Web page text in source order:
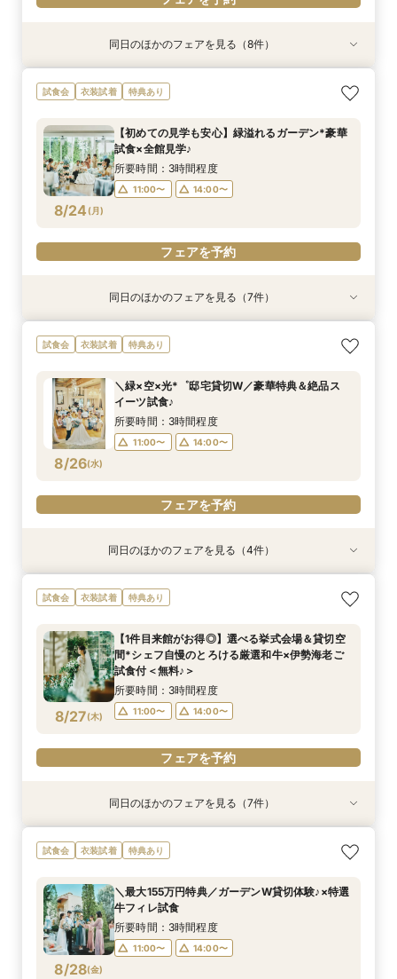
衣装試着 特典あり
8/23(日)
【少人数W限定】1日1組限定の貸切空間×光の
チャペル×豪華試食
9:30〜
14:00〜
17:00〜
衣装試着 特典あり
8/23(日)
《マタニティ＆ファミリー婚に》個室もOK！安
心相談会◎
9:00〜
11:00〜
14:00〜
17:00〜
衣装試着 特典あり
8/23(日)
大切なペットも一緒に♪邸宅貸切＆選べる3つの挙
式×豪華特典
9:00〜
11:00〜
14:00〜
17:00〜
8/23(日)
【タイパ重視★*60分見学】緑溢れる貸切邸宅を
短時間でご案内OK◎
10:00〜
14:00〜
16:00〜
衣装試着 特典あり
8/23(日)
＼料理重視◎五感で堪能／とろける和牛×伊勢海
老*6品試食★
9:00〜
11:00〜
14:00〜
17:00〜
衣装試着 特典あり
8/23(日)
《遠方応援fair！》バスプレゼント&親御様も試
食付♪安心相談◎
9:00〜
11:00〜
14:00〜
17:00〜
衣装試着 特典あり
8/23(日)
【必要な「質」はそのまま◎】無駄を省いた”最
新プラン”体感フェア
9:00〜
11:00〜
14:00〜
17:00〜
衣装試着 特典あり
8/23(日)
＼初見学でも安心／貸切邸宅×選べる挙式*ゆっ
たり相談&無料試食
9:00〜
11:00〜
14:00〜
17:00〜
同日のほかのフェアを見る（8件）
試食会 衣装試着 特典あり
8/24 (月)
【初めての見学も安心】緑溢れるガーデン*豪華
試食×全館見学♪
所要時間：3時間程度
11:00〜 14:00〜
フェアを予約
衣装試着 特典あり
8/24(月)
【必要な「質」はそのまま◎】無駄を省いた”最
新プラン”体感フェア
11:00〜
衣装試着 特典あり
8/24(月)
《マタニティ＆ファミリー婚に》個室もOK！安
心相談会◎
11:00〜
8/24(月)
【タイパ重視★*60分見学】緑溢れる貸切邸宅を
短時間でご案内OK！
12:00〜
16:00〜
衣装試着 特典あり
8/24(月)
《ペットも一緒に♪》広大な敷地を貸切＆憧れ挙
式体験×豪華特典
11:00〜
8/24(月)
【オンラインフェア】お気軽zoom相談会◇*
11:00〜 14:00〜
衣装試着 特典あり
8/24(月)
【少人数ウェディング限定♪】一軒家を貸切見学×
牛フィレ試食付◎
11:00〜
衣装試着 特典あり
8/24(月)
《遠方応援fair！》バスプレゼント&親御様も試
食付♪安心相談◎
9:00〜
11:00〜
14:00〜
17:00〜
同日のほかのフェアを見る（7件）
試食会 衣装試着 特典あり
8/26(水)
＼緑×空×光*゜邸宅貸切W／豪華特典＆絶品ス
イーツ試食♪
所要時間：3時間程度
11:00〜 14:00〜
フェアを予約
衣装試着 特典あり
8/26 水)
《マタニティ＆ファミリー婚に》個室もOK！安
心相談会◎
11:00〜 14:00〜
フェアを予約
衣装試着 特典あり
8/26 水)
《ペットも一緒に♪》広大な敷地を貸切＆憧れ挙
式体験×豪華特典
11:00〜 14:00〜
フェアを予約
衣装試着 特典あり
8/26 水)
【少人数ウェディング限定】一軒家を貸切見学×
スイーツ試食★*
11:00〜 14:00〜
フェアを予約
衣装試着 特典あり
8/26 水)
【”ムダ”を徹底省略！】「やらなくてもいい」か
ら始めるNEWスタイル結婚式
11:00〜 14:00〜
フェアを予約
同日のほかのフェアを見る（4件）
試食会 衣装試着 特典あり
8/27(木)
【1件目来館がお得◎】選べる挙式会場＆貸切空
間*シェフ自慢のとろける厳選和牛×伊勢海老ご
試食付＜無料♪＞
所要時間：3時間程度
11:00〜 14:00〜
フェアを予約
衣装試着 特典あり
8/27(木)
【必要な「質」はそのまま◎】無駄を省いた”最
新プラン”体感フェア
11:00〜
衣装試着 特典あり
8/27(木)
《マタニティ＆ファミリー婚に》個室もOK！安
心相談会◎
11:00〜
8/27(木)
【タイパ重視★*60分見学】緑溢れる貸切邸宅を
短時間でご案内OK！
12:00〜
16:00〜
衣装試着 特典あり
8/27(木)
《ペットも一緒に♪》広大な敷地を貸切＆憧れ挙
式体験×豪華特典
11:00〜
8/27(木)
【オンラインフェア】お気軽zoom相談会◇*
11:00〜 14:00〜
衣装試着 特典あり
8/27(木)
【少人数ウェディング限定♪】一軒家を貸切見学×
牛フィレ試食付◎
11:00〜
衣装試着 特典あり
8/27(木)
《遠方応援fair！》バスプレゼント&親御様も試
食付♪安心相談◎
9:00〜
11:00〜
14:00〜
17:00〜
同日のほかのフェアを見る（7件）
試食会 衣装試着 特典あり
8/28(金)
＼最大155万円特典／ガーデンW貸切体験♪×特選
牛フィレ試食
所要時間：3時間程度
11:00〜 14:00〜